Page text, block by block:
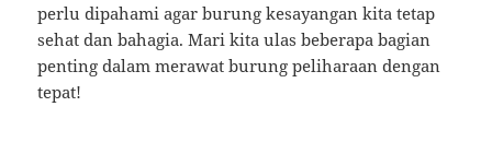
perlu dipahami agar burung kesayangan kita tetap
sehat dan bahagia. Mari kita ulas beberapa bagian
penting dalam merawat burung peliharaan dengan
tepat!